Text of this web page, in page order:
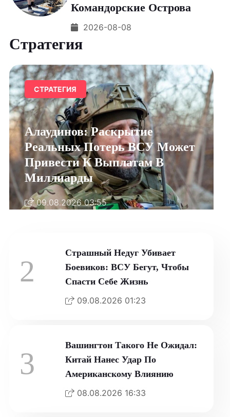
Командорские Острова
2026-08-08
Стратегия
СТРАТЕГИЯ
Алаудинов: Раскрытие
Реальных Потерь ВСУ Может
Привести К Выплатам В
Миллиарды
09.08.2026 03:55
2
Страшный Недуг Убивает
Боевиков: ВСУ Бегут, Чтобы
Спасти Себе Жизнь
09.08.2026 01:23
3
Вашингтон Такого Не Ожидал:
Китай Нанес Удар По
Американскому Влиянию
08.08.2026 16:33